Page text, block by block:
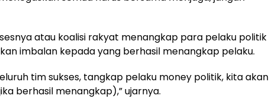
atau koalisi rakyat menangkap para pelaku politik
imbalan kepada yang berhasil menangkap pelaku.
tim sukses, tangkap pelaku money politik, kita akan
berhasil menangkap),” ujarnya.